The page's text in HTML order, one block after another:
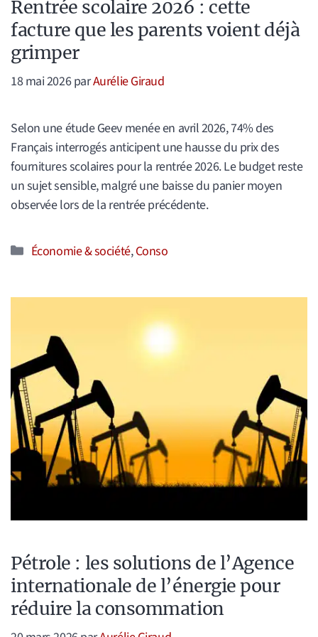
Rentrée scolaire 2026 : cette
facture que les parents voient déjà
grimper
18 mai 2026parAurélie Giraud
Selon une étude Geev menée en avril 2026, 74% des
Français interrogés anticipent une hausse du prix des
fournitures scolaires pour la rentrée 2026. Le budget reste
un sujet sensible, malgré une baisse du panier moyen
observée lors de la rentrée précédente.
Catégories
Économie & société,Conso
Pétrole : les solutions de l’Agence
internationale de l’énergie pour
réduire la consommation